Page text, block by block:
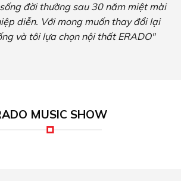
đời thường sau 30 năm miệt mài
diễn. Với mong muốn thay đổi lại
và tôi lựa chọn nội thất ERADO"
MUSIC SHOW